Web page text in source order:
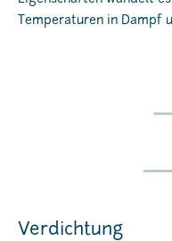
Temperaturen in Dampf
Verdichtung